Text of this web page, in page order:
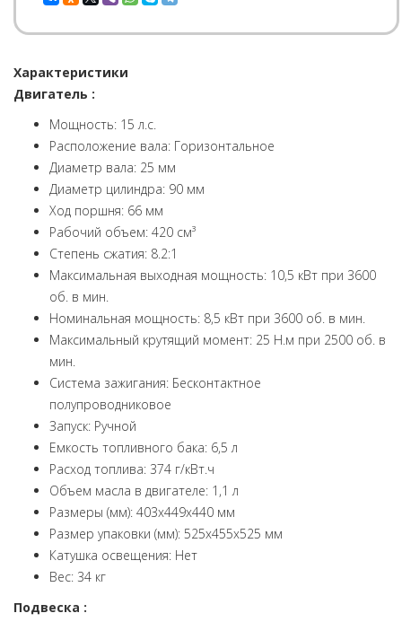
Характеристики
Двигатель :
Мощность: 15 л.с.
Расположение вала: Горизонтальное
Диаметр вала: 25 мм
Диаметр цилиндра: 90 мм
Ход поршня: 66 мм
Рабочий объем: 420 см³
Степень сжатия: 8.2:1
Максимальная выходная мощность: 10,5 кВт при 3600
об. в мин.
Номинальная мощность: 8,5 кВт при 3600 об. в мин.
Максимальный крутящий момент: 25 Н.м при 2500 об. в
мин.
Система зажигания: Бесконтактное
полупроводниковое
Запуск: Ручной
Емкость топливного бака: 6,5 л
Расход топлива: 374 г/кВт.ч
Объем масла в двигателе: 1,1 л
Размеры (мм): 403х449х440 мм
Размер упаковки (мм): 525х455х525 мм
Катушка освещения: Нет
Вес: 34 кг
Подвеска :